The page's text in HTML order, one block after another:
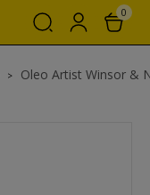
0
Oleo Artist Winsor &